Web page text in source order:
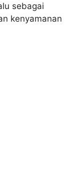
sebagai
kenyamanan